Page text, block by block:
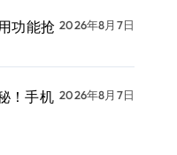
功能抢 2026年8月7日
！手机 2026年8月7日